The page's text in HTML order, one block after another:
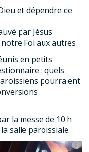
et dépendre de
par Jésus
Foi aux autres
en petits
: quels
pourraient
la messe de 10 h
salle paroissiale.